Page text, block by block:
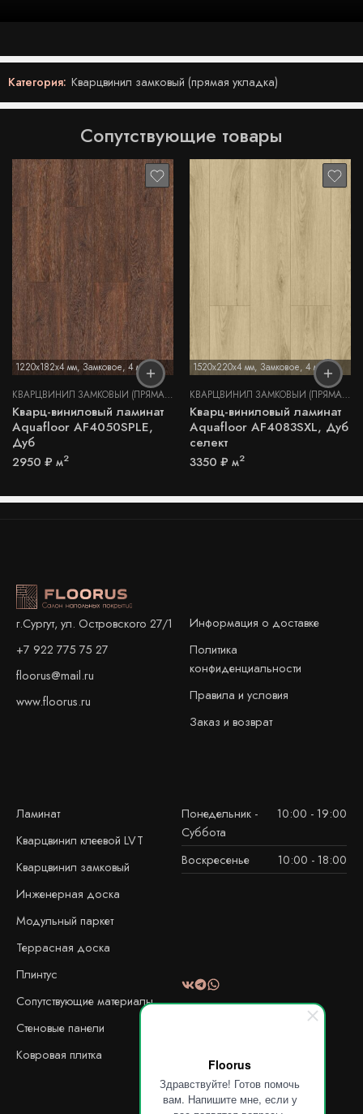
Floorus
Здравствуйте! Готов помочь
вам. Напишите мне, если у
Категория: Кварцвинил замковый (прямая укладка)
Сопутствующие товары
1220x182x4 мм, Замковое, 4 мм
КВАРЦВИНИЛ ЗАМКОВЫЙ (ПРЯМАЯ УКЛАДКА)
Кварц-виниловый ламинат
Aquafloor AF4050SPLE,
Дуб
2950 ₽ м2
1520x220x4 мм, Замковое, 4 мм
КВАРЦВИНИЛ ЗАМКОВЫЙ (ПРЯМАЯ УКЛАДКА)
Кварц-виниловый ламинат
Aquafloor AF4083SXL, Дуб
селект
3350 ₽ м2
г.Сургут, ул. Островского 27/1
+7 922 775 75 27
floorus@mail.ru
www.floorus.ru
Информация о доставке
Политика
конфиденциальности
Правила и условия
Заказ и возврат
Ламинат
Кварцвинил клеевой LVT
Кварцвинил замковый
Инженерная доска
Модульный паркет
Террасная доска
Плинтус
Сопутствующие материалы
Стеновые панели
Ковровая плитка
Понедельник -
Суббота
10:00 - 19:00
Воскресенье 10:00 - 18:00